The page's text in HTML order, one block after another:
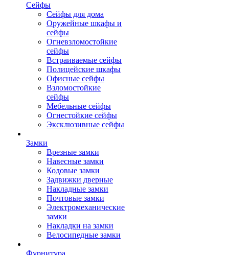
Сейфы
Сейфы для дома
Оружейные шкафы и
сейфы
Огневзломостойкие
сейфы
Встраиваемые сейфы
Полицейские шкафы
Офисные сейфы
Взломостойкие
сейфы
Мебельные сейфы
Огнестойкие сейфы
Эксклюзивные сейфы
Замки
Врезные замки
Навесные замки
Кодовые замки
Задвижки дверные
Накладные замки
Почтовые замки
Электромеханические
замки
Накладки на замки
Велосипедные замки
Фурнитура